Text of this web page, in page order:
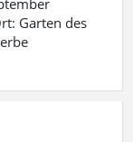
Garten des